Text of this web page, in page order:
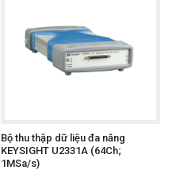
Bộ thu thập dữ liệu đa năng
KEYSIGHT U2331A (64Ch;
1MSa/s)